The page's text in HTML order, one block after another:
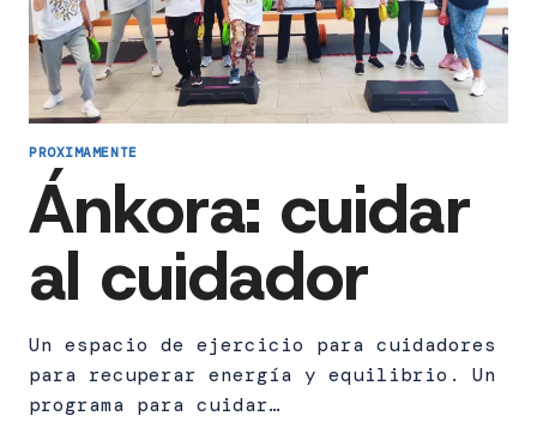
PROXIMAMENTE
Ánkora: cuidar
al cuidador
Un espacio de ejercicio para cuidadores
para recuperar energía y equilibrio. Un
programa para cuidar…